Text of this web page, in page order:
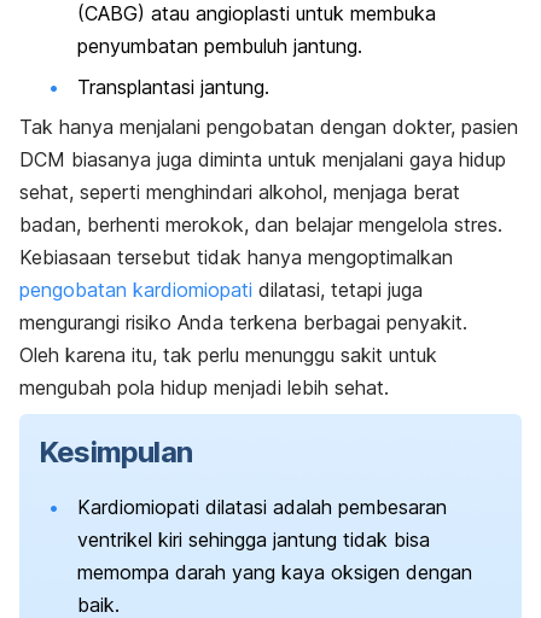
(CABG) atau angioplasti untuk membuka
penyumbatan pembuluh jantung.
Transplantasi jantung.
Tak hanya menjalani pengobatan dengan dokter, pasien
DCM biasanya juga diminta untuk menjalani gaya hidup
sehat, seperti menghindari alkohol, menjaga berat
badan, berhenti merokok, dan belajar mengelola stres.
Kebiasaan tersebut tidak hanya mengoptimalkan
pengobatan kardiomiopati dilatasi, tetapi juga
mengurangi risiko Anda terkena berbagai penyakit.
Oleh karena itu, tak perlu menunggu sakit untuk
mengubah pola hidup menjadi lebih sehat.
Kesimpulan
Kardiomiopati dilatasi adalah pembesaran
ventrikel kiri sehingga jantung tidak bisa
memompa darah yang kaya oksigen dengan
baik.